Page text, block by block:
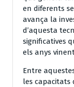
en diferents
avança la
d’aquesta
significatives
els anys
Entre
les capacitats